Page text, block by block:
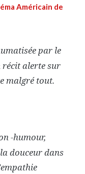
Américain de
par le
récit alerte sur
malgré tout.
-humour,
douceur dans